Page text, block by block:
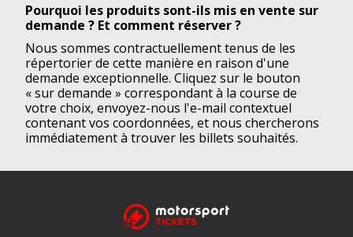
Pourquoi les produits sont-ils mis en vente sur
demande ? Et comment réserver ?
Nous sommes contractuellement tenus de les
répertorier de cette manière en raison d'une
demande exceptionnelle. Cliquez sur le bouton
« sur demande » correspondant à la course de
votre choix, envoyez-nous l'e-mail contextuel
contenant vos coordonnées, et nous chercherons
immédiatement à trouver les billets souhaités.